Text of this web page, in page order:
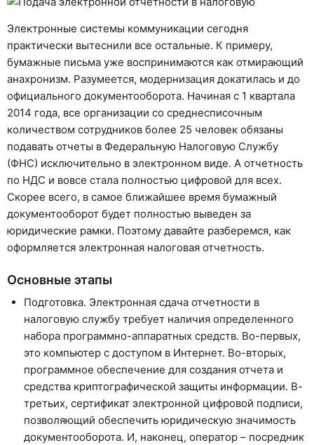
Общество
Рассказать новость
Электронные системы коммуникации сегодня
практически вытеснили все остальные. К примеру,
бумажные письма уже воспринимаются как отмирающий
анахронизм. Разумеется, модернизация докатилась и до
официального документооборота. Начиная с 1 квартала
2014 года, все организации со среднесписочным
количеством сотрудников более 25 человек обязаны
подавать отчеты в Федеральную Налоговую Службу
(ФНС) исключительно в электронном виде. А отчетность
по НДС и вовсе стала полностью цифровой для всех.
Скорее всего, в самое ближайшее время бумажный
документооборот будет полностью выведен за
юридические рамки. Поэтому давайте разберемся, как
оформляется электронная налоговая отчетность.
Основные этапы
Подготовка. Электронная сдача отчетности в
налоговую службу требует наличия определенного
набора программно-аппаратных средств. Во-первых,
это компьютер с доступом в Интернет. Во-вторых,
программное обеспечение для создания отчета и
средства криптографической защиты информации. В-
третьих, сертификат электронной цифровой подписи,
позволяющий обеспечить юридическую значимость
документооборота. И, наконец, оператор – посредник